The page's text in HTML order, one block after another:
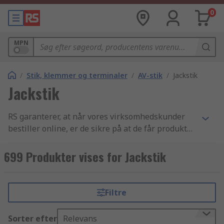
0
MPN
/ Stik, klemmer og terminaler / AV-stik / Jackstik
Jackstik
RS garanterer, at når vores virksomhedskunder
bestiller online, er de sikre på at de får produkter
sikkerhedsstandarder - vores omdømme er
bygget på god kundeservice. Vores udvalg af
stik og stik, klemmer og terminal varer er et af de
bedste indenfor branchen. Vi har en super
effektiv leveringsservice som sørger for at du får
699 Produkter vises for Jackstik
Filtre
Sorter efter Relevans